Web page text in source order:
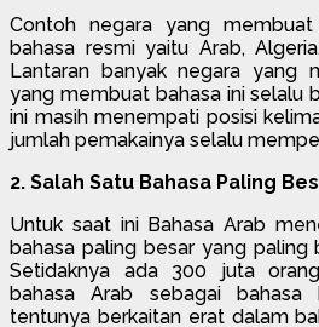
Contoh negara yang
bahasa resmi yaitu Arab,
Lantaran banyak negara yang
yang membuat bahasa ini selalu
ini masih menempati posisi
jumlah pemakainya selalu
2. Salah Satu Bahasa Paling
Untuk saat ini Bahasa Arab
bahasa paling besar yang paling
Setidaknya ada 300 juta
bahasa Arab sebagai bahasa
tentunya berkaitan erat dalam